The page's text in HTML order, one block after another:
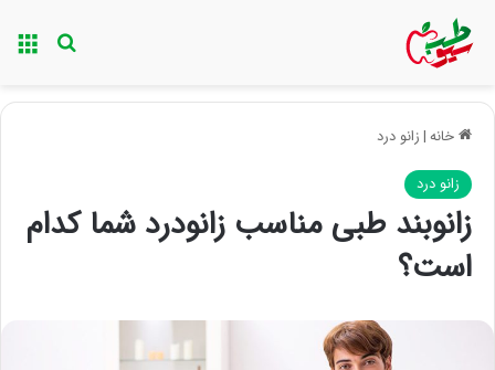
خانه|زانو درد
زانو درد
زانوبند طبی مناسب زانودرد شما کدام
است؟